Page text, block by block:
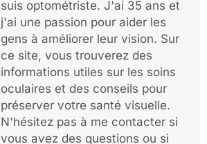
suis optométriste. J'ai 35 ans et
j'ai une passion pour aider les
gens à améliorer leur vision. Sur
ce site, vous trouverez des
informations utiles sur les soins
oculaires et des conseils pour
préserver votre santé visuelle.
N'hésitez pas à me contacter si
vous avez des questions ou si